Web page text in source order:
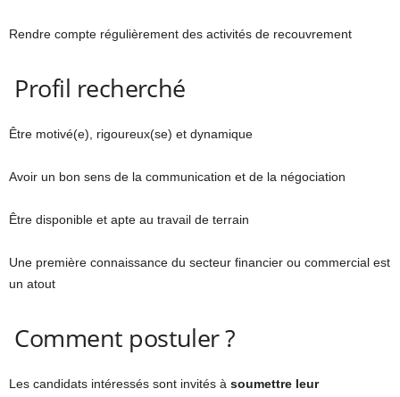
Rendre compte régulièrement des activités de recouvrement
Profil recherché
Être motivé(e), rigoureux(se) et dynamique
Avoir un bon sens de la communication et de la négociation
Être disponible et apte au travail de terrain
Une première connaissance du secteur financier ou commercial est
un atout
Comment postuler ?
Les candidats intéressés sont invités à soumettre leur